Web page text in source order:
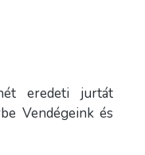
eredeti jurtát
Vendégeink és